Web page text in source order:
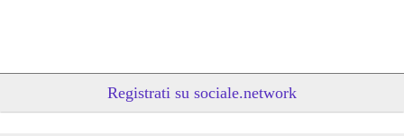
Registrati su sociale.network